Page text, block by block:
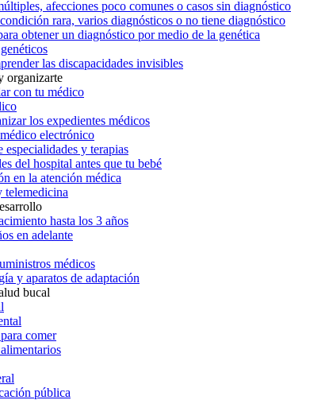
afecciones poco comunes o casos sin diagnóstico
rara, varios diagnósticos o no tiene diagnóstico
obtener un diagnóstico por medio de la genética
las discapacidades invisibles
organizarte
con tu médico
los expedientes médicos
electrónico
especialidades y terapias
del hospital antes que tu bebé
en la atención médica
telemedicina
hasta los 3 años
en adelante
médicos
y aparatos de adaptación
bucal
comer
pública